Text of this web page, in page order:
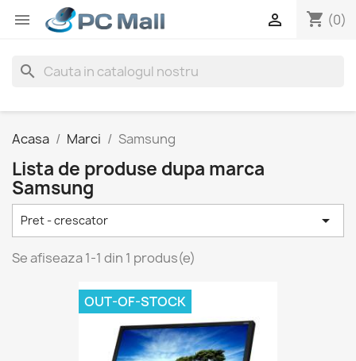
 shopping_cart (0)

search
Acasa Marci Samsung
Lista de produse dupa marca
Samsung
Pret - crescator 
Se afiseaza 1-1 din 1 produs(e)
OUT-OF-STOCK